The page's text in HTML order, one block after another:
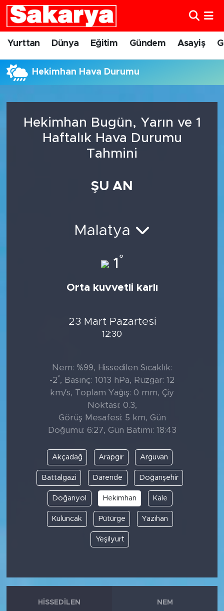
Yurttan Dünya Eğitim Gündem Asayiş
Hekimhan Hava Durumu
Hekimhan Bugün, Yarın ve 1
Haftalık Hava Durumu
Tahmini
ŞU AN
Malatya
1 °
Orta kuvvetli karlı
23 Mart Pazartesi
12:30
Nem: %99, Hissedilen Sıcaklık:
-2°, Basınç: 1013 hPa, Rüzgar: 12
km/s, Toplam Yağış: 0 mm, Çiy
Noktası: 0.3,
Görüş Mesafesi: 5 km, Gün
Doğumu: 6:27, Gün Batımı: 18:43
Akçadağ Arapgir Arguvan
Battalgazi Darende Doğanşehir
Doğanyol Hekimhan Kale
Kuluncak Pütürge Yazıhan
Yeşilyurt
HISSEDILEN NEM
Yurttan
Eskişehirspor
Foto Şaka
Politika
Eskişehir Nöbetçi Eczaneler
Süper Lig Puan Durumu ve Fikstür
Son Dakika Haberleri